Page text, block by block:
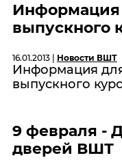
Информация
выпускного
16.01.2013 | Новости ВШТ
Информация
выпускного
9 февраля -
дверей ВШТ